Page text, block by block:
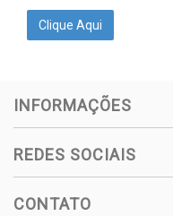
Clique Aqui
INFORMAÇÕES
REDES SOCIAIS
CONTATO